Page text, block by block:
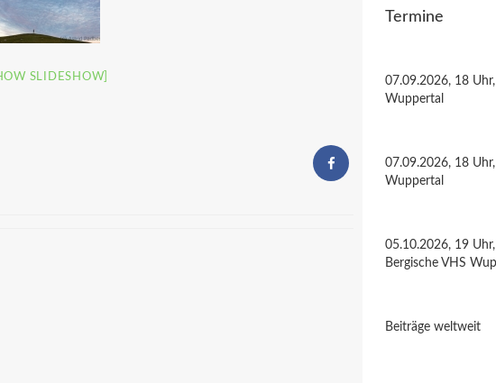
SLIDESHOW]
Termine
07.09.2026, 18
Wuppertal
07.09.2026, 18
Wuppertal
05.10.2026, 19 Uhr,
Bergische VHS
Beiträge weltweit